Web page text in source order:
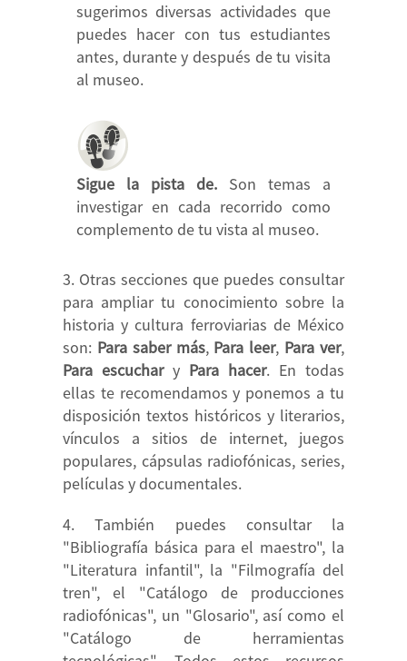
sugerimos diversas actividades que
puedes hacer con tus estudiantes
antes, durante y después de tu visita
al museo.
Sigue la pista de. Son temas a
investigar en cada recorrido como
complemento de tu vista al museo.
Otras secciones que puedes consultar
para ampliar tu conocimiento sobre la
historia y cultura ferroviarias de México
son: Para saber más, Para leer, Para ver,
Para escuchary Para hacer. En todas
ellas te recomendamos y ponemos a tu
disposición textos históricos y literarios,
vínculos a sitios de internet, juegos
populares, cápsulas radiofónicas, series,
películas y documentales.
También puedes consultar la
"Bibliografía básica para el maestro", la
"Literatura infantil", la "Filmografía del
tren", el "Catálogo de producciones
radiofónicas", un "Glosario", así como el
"Catálogo de herramientas